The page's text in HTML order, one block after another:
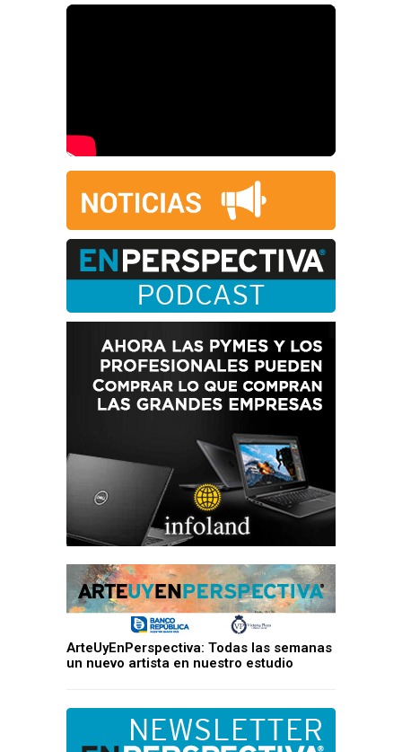
ArteUyEnPerspectiva: Todas las semanas
un nuevo artista en nuestro estudio